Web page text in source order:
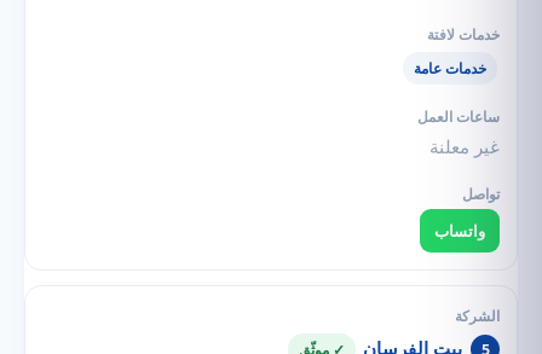
خدمات عامة
غير معلنة
واتساب
5 بيت الفرسان ✓ موثّق